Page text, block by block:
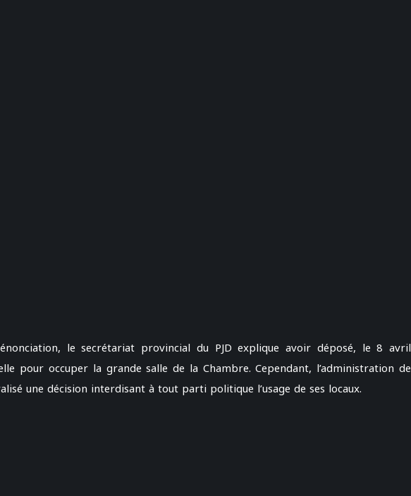
le secrétariat provincial du PJD explique avoir déposé, le 8 avril
pour occuper la grande salle de la Chambre. Cependant, l’administration de
une décision interdisant à tout parti politique l’usage de ses locaux.